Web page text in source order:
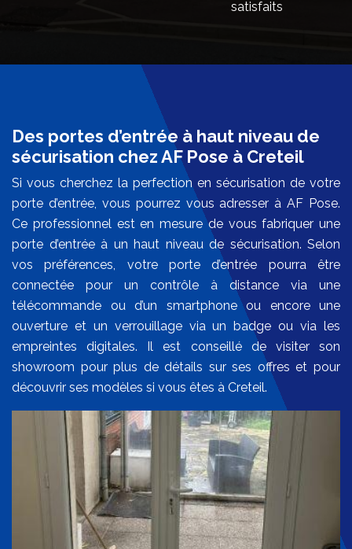
satisfaits
Des portes d’entrée à haut niveau de
sécurisation chez AF Pose à Creteil
Si vous cherchez la perfection en sécurisation de votre
porte d’entrée, vous pourrez vous adresser à AF Pose.
Ce professionnel est en mesure de vous fabriquer une
porte d’entrée à un haut niveau de sécurisation. Selon
vos préférences, votre porte d’entrée pourra être
connectée pour un contrôle à distance via une
télécommande ou d’un smartphone ou encore une
ouverture et un verrouillage via un badge ou via les
empreintes digitales. Il est conseillé de visiter son
showroom pour plus de détails sur ses offres et pour
découvrir ses modèles si vous êtes à Creteil.